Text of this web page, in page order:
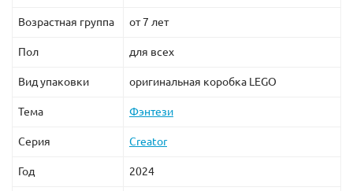
Возрастная группа от 7 лет
Пол для всех
Вид упаковки оригинальная коробка LEGO
Тема Фэнтези
Серия Creator
Год 2024